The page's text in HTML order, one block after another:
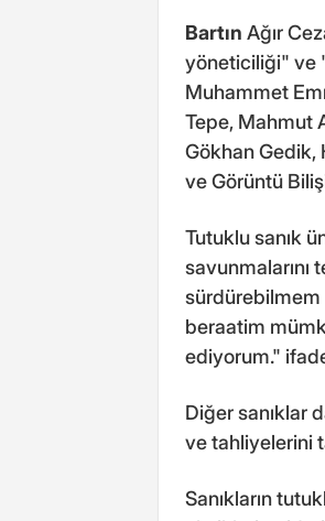
Bartın Ağır
yöneticiliği" ve
Muhammet
Tepe, Mahmut
Gökhan Gedik,
ve Görüntü
Tutuklu sanık
savunmalarını
beraatim
ediyorum."
Diğer sanıklar
ve tahliyelerini
Sanıkların